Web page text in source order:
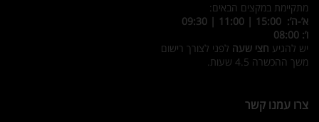
מתקיימת במקצים הבאים:
א’-ה’: 15:00 | 11:00 | 09:30
ו’: 08:00
יש להגיע חצי שעה לפני לצורך רישום
משך ההכשרה 4.5 שעות.
צרו עמנו קשר